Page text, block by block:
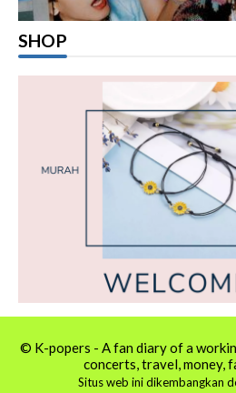
SHOP
© K-popers - A fan diary of a
concerts, travel, money,
Situs web ini dikembangkan